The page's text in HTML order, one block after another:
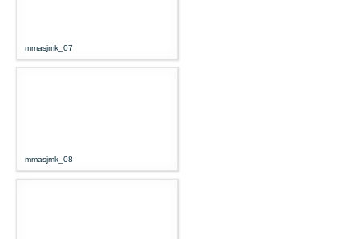
mmasjmk_07
mmasjmk_08